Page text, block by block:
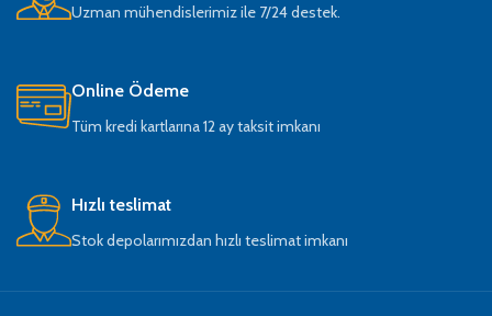
Uzman mühendislerimiz ile 7/24 destek.
Online Ödeme
Tüm kredi kartlarına 12 ay taksit imkanı
Hızlı teslimat
Stok depolarımızdan hızlı teslimat imkanı